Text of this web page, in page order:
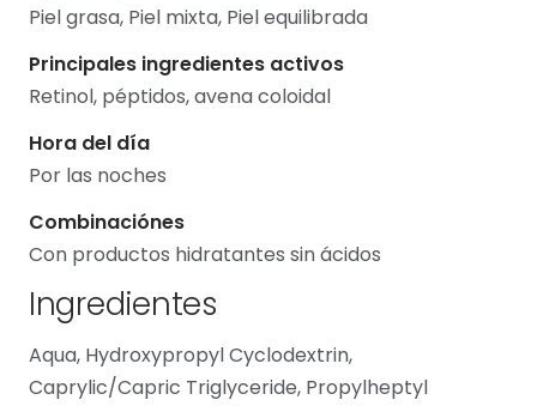
Piel grasa, Piel mixta, Piel equilibrada
Principales ingredientes activos
Retinol, péptidos, avena coloidal
Hora del día
Por las noches
Combinaciónes
Con productos hidratantes sin ácidos
Ingredientes
Aqua, Hydroxypropyl Cyclodextrin,
Caprylic/Capric Triglyceride, Propylheptyl